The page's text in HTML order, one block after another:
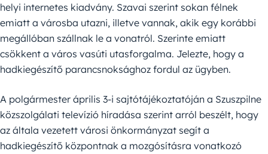
helyi internetes kiadvány. Szavai szerint sokan félnek
emiatt a városba utazni, illetve vannak, akik egy korábbi
megállóban szállnak le a vonatról. Szerinte emiatt
csökkent a város vasúti utasforgalma. Jelezte, hogy a
hadkiegészítő parancsnoksághoz fordul az ügyben.
A polgármester április 3-i sajtótájékoztatóján a Szuszpilne
közszolgálati televízió híradása szerint arról beszélt, hogy
az általa vezetett városi önkormányzat segít a
hadkiegészítő központnak a mozgósításra vonatkozó